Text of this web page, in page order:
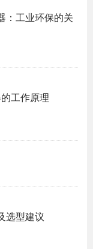
：工业环保的关
工作原理
选型建议